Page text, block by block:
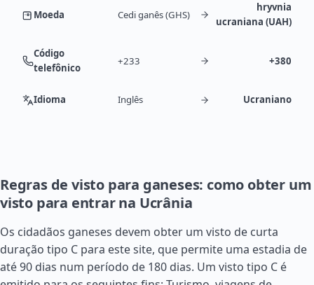
Moeda Cedi ganês (GHS)
hryvnia
ucraniana (UAH)
Código
telefônico
+233 +380
Idioma Inglês Ucraniano
Regras de visto para ganeses: como obter um
visto para entrar na Ucrânia
Os cidadãos ganeses devem obter um visto de curta
duração tipo C para este site, que permite uma estadia de
até 90 dias num período de 180 dias. Um visto tipo C é